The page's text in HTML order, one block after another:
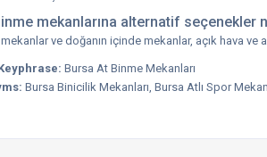
mekanlarına alternatif seçenekler
ve doğanın içinde mekanlar, açık hava
Bursa At Binme Mekanları
Bursa Binicilik Mekanları, Bursa Atlı Spor